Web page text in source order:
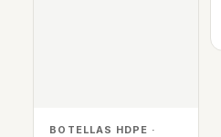
BOTELLAS HDPE ·